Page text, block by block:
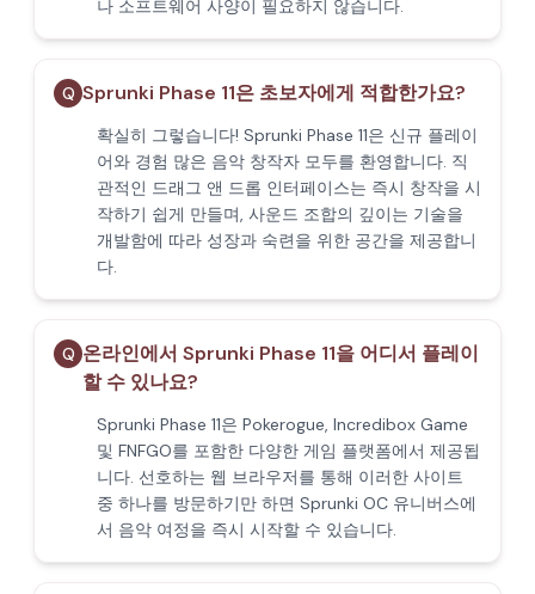
나 소프트웨어 사양이 필요하지 않습니다.
Q Sprunki Phase 11은 초보자에게 적합한가요?
확실히 그렇습니다! Sprunki Phase 11은 신규 플레이
어와 경험 많은 음악 창작자 모두를 환영합니다. 직
관적인 드래그 앤 드롭 인터페이스는 즉시 창작을 시
작하기 쉽게 만들며, 사운드 조합의 깊이는 기술을
개발함에 따라 성장과 숙련을 위한 공간을 제공합니
다.
Q 온라인에서 Sprunki Phase 11을 어디서 플레이
할 수 있나요?
Sprunki Phase 11은 Pokerogue, Incredibox Game
및 FNFGO를 포함한 다양한 게임 플랫폼에서 제공됩
니다. 선호하는 웹 브라우저를 통해 이러한 사이트
중 하나를 방문하기만 하면 Sprunki OC 유니버스에
서 음악 여정을 즉시 시작할 수 있습니다.